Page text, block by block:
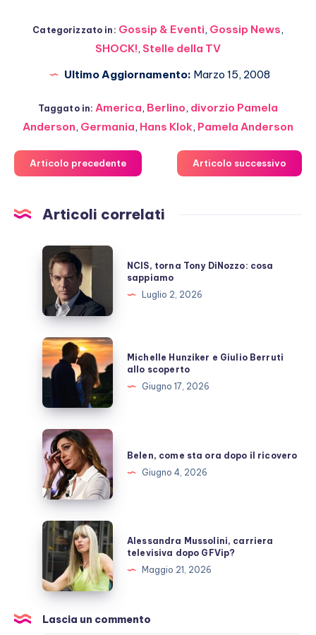
Categorizzato in: Gossip & Eventi, Gossip News,
SHOCK!, Stelle della TV
Ultimo Aggiornamento: Marzo 15, 2008
Taggato in: America, Berlino, divorzio Pamela
Anderson, Germania, Hans Klok, Pamela Anderson
Articolo precedente Articolo successivo
Articoli correlati
NCIS,
torna
Tony
DiNozzo:
cosa
sappiamo
NCIS, torna Tony DiNozzo: cosa
sappiamo
Luglio 2, 2026
Michelle
Hunziker
e
Berruti
allo
scoperto
Michelle Hunziker e Giulio Berruti
allo scoperto
Giugno 17, 2026
Belen,
come
sta
ora
dopo
il
ricovero
Belen, come sta ora dopo il ricovero
Giugno 4, 2026
Alessandra
Mussolini,
carriera
televisiva
dopo
GFVip?
Alessandra Mussolini, carriera
televisiva dopo GFVip?
Maggio 21, 2026
Lascia un commento